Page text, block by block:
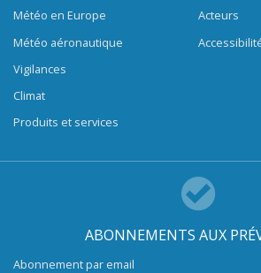
Météo en Europe
Météo aéronautique
Vigilances
Climat
Produits et services
Acteurs
ABONNEMENTS AUX
Abonnement par email